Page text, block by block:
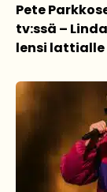
Pete
tv:ssä –
lensi lattialle